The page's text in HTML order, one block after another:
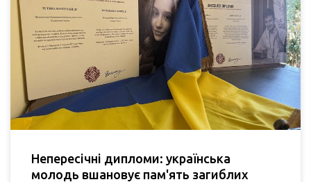
Непересічні дипломи: українська
молодь вшановує пам'ять загиблих